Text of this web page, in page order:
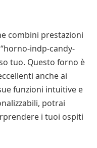
combini prestazioni
indp-candy-
tuo. Questo forno è
anche ai
funzioni intuitive e
potrai
i tuoi ospiti